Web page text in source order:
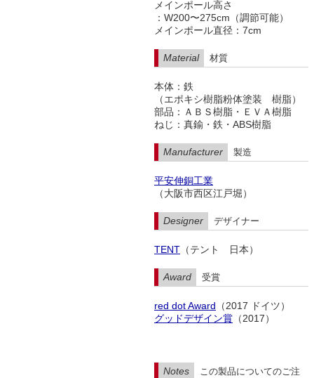
メインポール高さ
：W200〜275cm（調節可能）
メインポール直径：7cm
Material 材質
本体：鉄
（エポキシ樹脂粉体塗装 樹脂）
部品：ＡＢＳ樹脂・ＥＶＡ樹脂
ねじ：真鍮・鉄・ABS樹脂
Manufacturer 製造
平安伸銅工業
（大阪市西区江戸堀）
Designer デザイナー
TENT （テント 日本）
Award 受賞
red dot Award （2017 ドイツ）
グッドデザイン賞 （2017）
Notes
この製品についてのご注